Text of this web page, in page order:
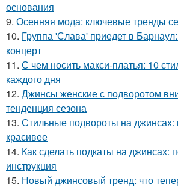
основания
9. Осенняя мода: ключевые тренды
10. Группа 'Слава' приедет в
концерт
11. С чем носить макси-платья: 10
каждого дня
12. Джинсы женские с подворотом
тенденция сезона
13. Стильные подвороты на джинсах:
красивее
14. Как сделать подкаты на джинсах:
инструкция
15. Новый джинсовый тренд: что